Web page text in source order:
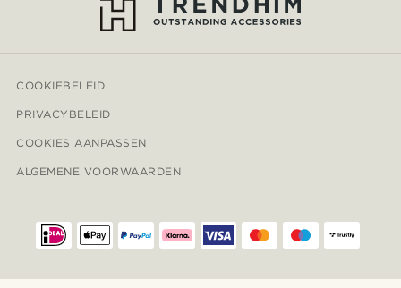
COOKIEBELEID
PRIVACYBELEID
COOKIES AANPASSEN
ALGEMENE VOORWAARDEN